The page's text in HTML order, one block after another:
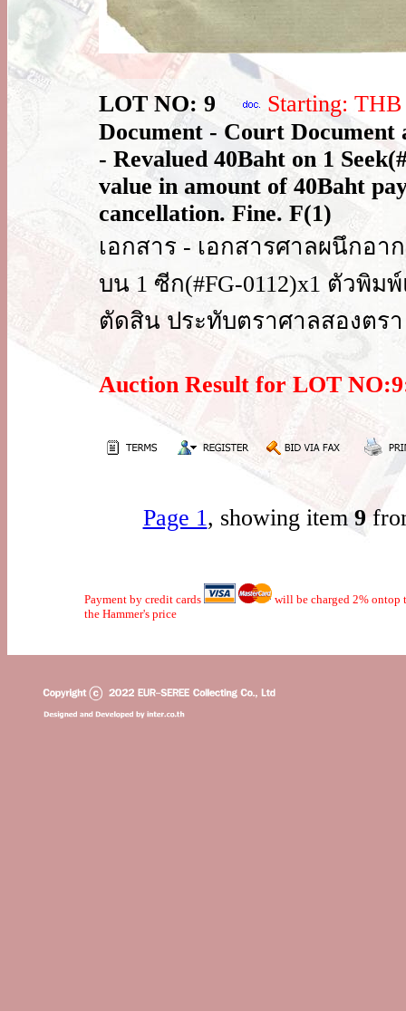
LOT NO: 9
Starting:
Document - Court Document
- Revalued 40Baht on 1
value in amount of 40Baht
cancellation. Fine. F(1)
เอกสาร - เอกสารศาลผนึกอ
บน 1 ซีก(#FG-0112)x1 ตัวพิม
ตัดสิน ประทับตราศาลสองตร
Auction Result for LOT
Page 1, showing item 9
Payment by credit cards
will be charged 2% ontop
the Hammer's price